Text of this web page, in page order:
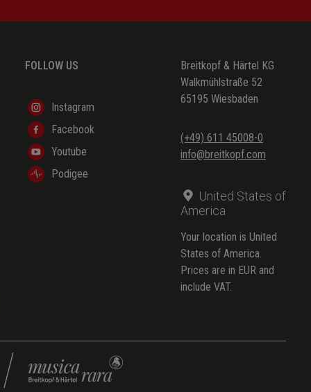
FOLLOW US
Instagram
Facebook
Youtube
Podigee
Breitkopf & Härtel KG
Walkmühlstraße 52
65195 Wiesbaden
(+49) 611 45008-0
info@breitkopf.com
United States of
America
Your location is United
States of America.
Prices are in EUR and
include VAT.